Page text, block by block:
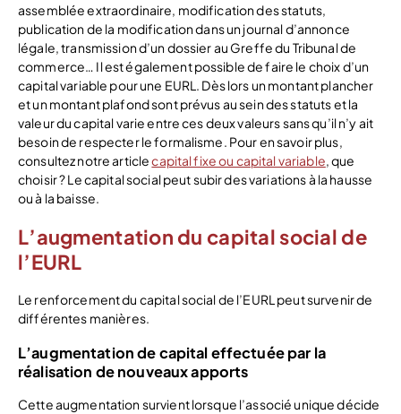
assemblée extraordinaire, modification des statuts,
publication de la modification dans un journal d’annonce
légale, transmission d’un dossier au Greffe du Tribunal de
commerce… Il est également possible de faire le choix d’un
capital variable pour une EURL. Dès lors un montant plancher
et un montant plafond sont prévus au sein des statuts et la
valeur du capital varie entre ces deux valeurs sans qu’il n’y ait
besoin de respecter le formalisme. Pour en savoir plus,
consultez notre articlecapital fixe ou capital variable, que
choisir ? Le capital social peut subir des variations à la hausse
ou à la baisse.
L’augmentation du capital social de
l’EURL
Le renforcement du capital social de l’EURL peut survenir de
différentes manières.
L’augmentation de capital effectuée par la
réalisation de nouveaux apports
Cette augmentation survient lorsque l’associé unique décide